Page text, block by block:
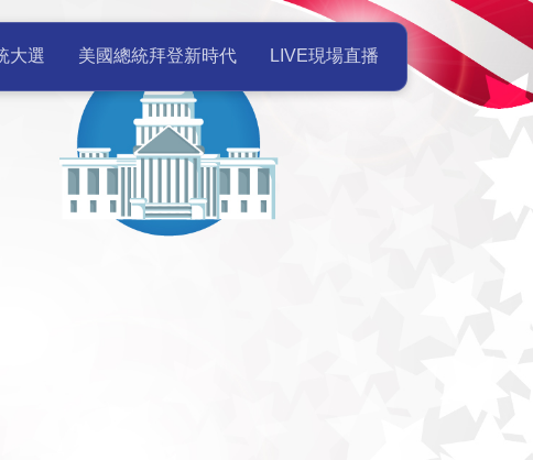
| 美國總統就職典禮Live現場
大選 美國總統拜登新時代 LIVE現場直播